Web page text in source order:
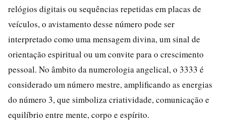
relógios digitais ou sequências repetidas em placas de
veículos, o avistamento desse número pode ser
interpretado como uma mensagem divina, um sinal de
orientação espiritual ou um convite para o crescimento
pessoal. No âmbito da numerologia angelical, o 3333 é
considerado um número mestre, amplificando as energias
do número 3, que simboliza criatividade, comunicação e
equilíbrio entre mente, corpo e espírito.